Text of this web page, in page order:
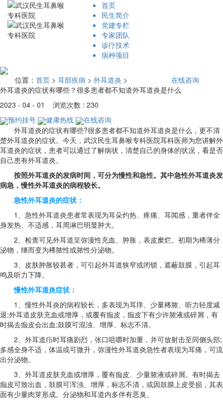
首页
民生简介
党建专栏
专家团队
诊疗技术
病种项目
位置： 首页 > 耳部疾病 > 外耳道炎 >
在线咨询
外耳道炎的症状有哪些？很多患者都不知道外耳道炎是什么
2023 - 04 - 01 浏览次数 : 230
预约挂号
健康热线
在线咨询
外耳道炎的症状有哪些?很多患者都不知道外耳道炎是什么，更不清
楚外耳道炎的症状。今天，武汉民生耳鼻喉专科医院耳科医师为您讲解外
耳道炎的症状，患者可以通过了解病状，清楚自己的身体的状况，看是否
自己患有外耳道炎。
按照外耳道炎的发病时间，可分为慢性和急性。其中急性外耳道炎发
病急，慢性外耳道炎的病程较长。
急性外耳道炎的症状：
1、急性外耳道炎患者常表现为耳朵灼热、疼痛、耳闻感，重者伴全
身发热、不适感，耳周淋巴明显肿大。
2、检查可见外耳道呈弥漫性充血、肿胀，表皮糜烂。初期为稀薄分
泌物，继而变为稀脓性或脓性分泌物。
3、皮肤肿胀较甚者，可引起外耳道狭窄或闭锁，遮蔽鼓膜，引起耳
鸣及听力下降。
慢性外耳道炎症状：
1、慢性外耳炎的病程较长，多表现为耳痒、少量稀脓、听力轻度减
退;外耳道皮肤充血或增厚，或覆有痂皮，痂皮下有少许脓液或碎屑，有
时揭去痂皮会出血;鼓膜可混浊、增厚、标志不清。
2、外耳道疖时耳痛剧烈，张口咀嚼时加重，并可放射击至同侧头部;
多感全身不适，体温或可微升，弥漫性外耳道炎急性者表现为耳痛，可流
出分泌物。
3、外耳道皮肤充血或增厚，覆有痂皮、少量脓液或碎屑。有时揭去
痂皮可致出血，鼓膜可浑浊、增厚，标志不清，或因鼓膜上皮受损，其表
面有少量肉芽形成。分泌物和耳道内多伴有恶臭。